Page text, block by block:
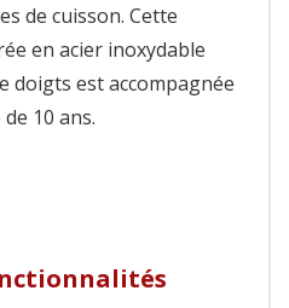
de cuisson. Cette
en acier inoxydable
doigts est accompagnée
10 ans.